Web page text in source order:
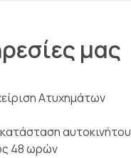
μας
Ατυχημάτων
αυτοκινήτου
48 ωρών